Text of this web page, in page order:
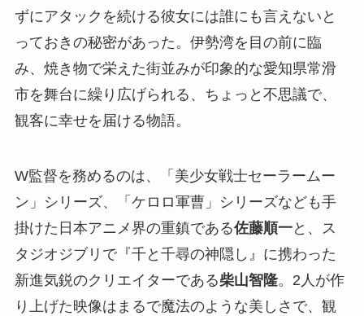
ずにアタックを続ける彼女には誰にも言えないと
っておきの秘密があった。伊勢湾を目の前に臨
み、焼き物で栄えた街並みが印象的な愛知県常滑
市を舞台に繰り広げられる、ちょっと不思議で、
観客に幸せを届ける物語。
W監督を務めるのは、「美少女戦士セーラームー
ン」シリーズ、「ケロロ軍曹」シリーズなども手
掛けた日本アニメ界の重鎮である佐藤順一と、ス
タジオジブリで『千と千尋の神隠し』に携わった
新進気鋭のクリエイターである柴山智隆。2人が作
り上げた映像はまるで魔法のような美しさで、観